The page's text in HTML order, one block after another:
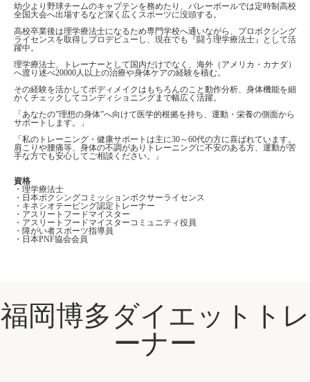
幼少より野球チームのキャプテンを務めたり、バレーボールでは定時制高校
全国大会へ出場するなど深く広くスポーツに没頭する。
高校卒業後は理学療法士になるため専門学校へ通いながら、プロボクシング
ライセンスを取得しプロデビューし、現在でも『闘う理学療法士』として活
躍中。
理学療法士、トレーナーとして国内だけでなく、海外（アメリカ・カナダ）
へ渡り述べ20000人以上の治療や身体ケアの経験を積む。
その経験を活かしてボディメイクはもちろんのこと動作分析、身体機能を細
かくチェックしてコンディショニングまで幅広く活躍。
「あなたの”理想の身体”へ向けて医学的根拠を持ち、運動・栄養の側面から
サポートします。」
「私のトレーニング・健康サポートは主に30～60代の方に喜ばれています。
肩こりや腰痛等、身体の不調がありトレーニングに不安のある方、運動が苦
手な方でも安心してご相談ください。」
資格
・理学療法士
・日本ボクシングコミッションボクサーライセンス
・キネシオテーピング認定トレーナー
・アスリートフードマイスター
・アスリートフードマイスターコミュニティ役員
・障がい者スポーツ指導員
・日本PNF協会会員
福岡博多ダイエットトレ
ーナー